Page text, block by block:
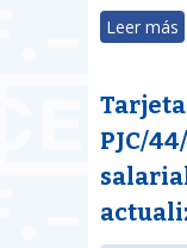
Leer más
PJC/